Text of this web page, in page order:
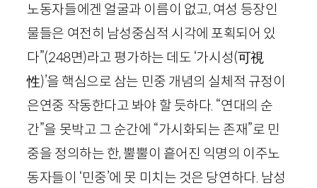
노동자들에겐 얼굴과 이름이 없고, 여성 등장인
물들은 여전히 남성중심적 시각에 포획되어 있
다”(248면)라고 평가하는 데도 ‘가시성(可視
性)’을 핵심으로 삼는 민중 개념의 실체적 규정이
은연중 작동한다고 봐야 할 듯하다. “연대의 순
간”을 못박고 그 순간에 “가시화되는 존재”로 민
중을 정의하는 한, 뿔뿔이 흩어진 익명의 이주노
동자들이 ‘민중’에 못 미치는 것은 당연하다. 남성